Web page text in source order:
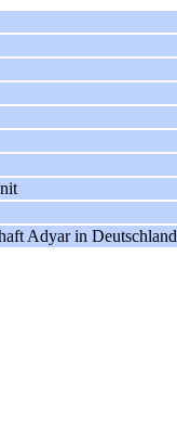
Adyar in Deutschland